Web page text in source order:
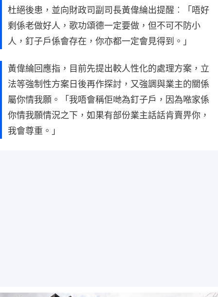
杜絕後患，並向財政司副司長黃偉綸出提醒︰「唔好
剩係老做好人，歌功頌德一定要做，但不可不防小
人，釘子戶係會存在，你亦都一定會見得到。」
黃偉綸回應指，目前先提出較人性化的處理方案，立
法等強制性方案日後再作探討，又強調與業主的關係
屬你情我願。「我唔會稱佢哋為釘子戶，因為𠵱家係
你情我願情況之下，如果有部份業主話話肯賣畀你，
我會尊重。」